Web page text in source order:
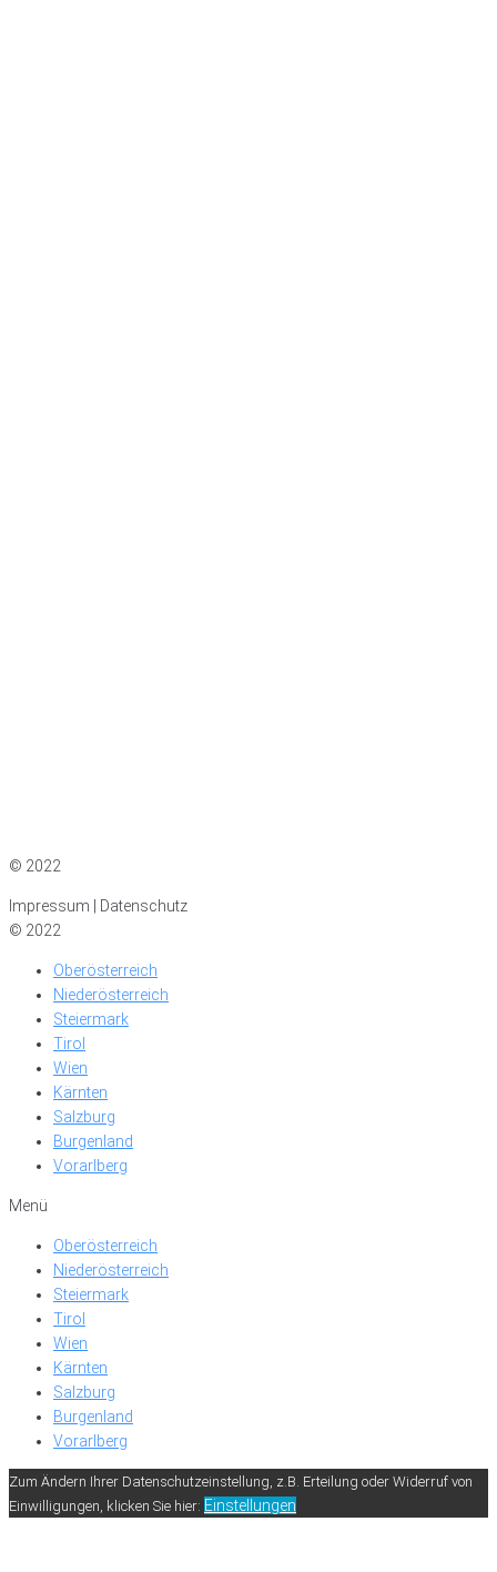
© 2022
Impressum | Datenschutz
© 2022
Oberösterreich
Niederösterreich
Steiermark
Tirol
Wien
Kärnten
Salzburg
Burgenland
Vorarlberg
Menü
Oberösterreich
Niederösterreich
Steiermark
Tirol
Wien
Kärnten
Salzburg
Burgenland
Vorarlberg
Zum Ändern Ihrer Datenschutzeinstellung, z.B. Erteilung oder Widerruf von
Einwilligungen, klicken Sie hier: Einstellungen